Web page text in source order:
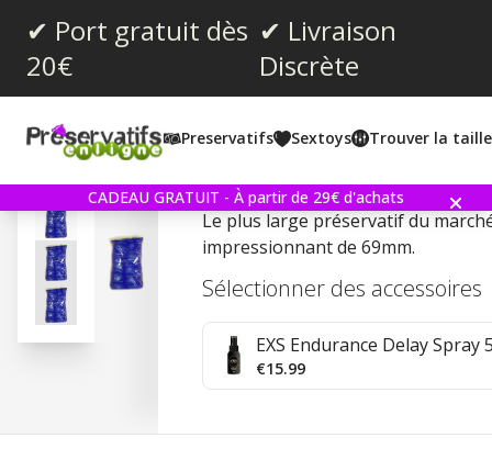
✔ Port gratuit dès
20€
✔ Livraison
Discrète
Preservatifs Sextoys Trouver la
CADEAU GRATUIT - À partir de 29€ d'achats
Commentaires (7)
Pasante Super King 50
Le plus large préservatif du
impressionnant de 69mm.
Sélectionner des accessoires
EXS Endurance Delay Spray
€15.99